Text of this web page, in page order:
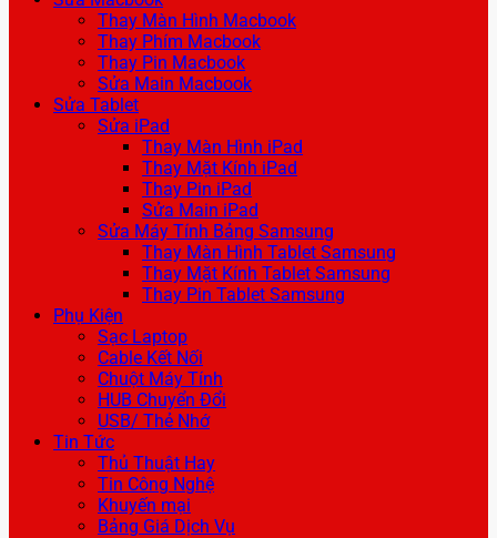
Thay Màn Hình Macbook
Thay Phím Macbook
Thay Pin Macbook
Sửa Main Macbook
Sửa Tablet
Sửa iPad
Thay Màn Hình iPad
Thay Mặt Kính iPad
Thay Pin iPad
Sửa Main iPad
Sửa Máy Tính Bảng Samsung
Thay Màn Hình Tablet Samsung
Thay Mặt Kính Tablet Samsung
Thay Pin Tablet Samsung
Phụ Kiện
Sạc Laptop
Cable Kết Nối
Chuột Máy Tính
HUB Chuyển Đổi
USB/ Thẻ Nhớ
Tin Tức
Thủ Thuật Hay
Tin Công Nghệ
Khuyến mại
Bảng Giá Dịch Vụ